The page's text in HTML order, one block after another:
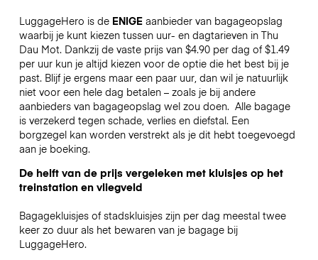
LuggageHero is de ENIGEaanbieder van bagageopslag
waarbij je kunt kiezen tussen uur- en dagtarieven in Thu
Dau Mot. Dankzij de vaste prijs van $4.90 per dag of $1.49
per uur kun je altijd kiezen voor de optie die het best bij je
past. Blijf je ergens maar een paar uur, dan wil je natuurlijk
niet voor een hele dag betalen – zoals je bij andere
aanbieders van bagageopslag wel zou doen. Alle bagage
is verzekerd tegen schade, verlies en diefstal. Een
borgzegel kan worden verstrekt als je dit hebt toegevoegd
aan je boeking.
De helft van de prijs vergeleken met kluisjes op het
treinstation en vliegveld
Bagagekluisjes of stadskluisjes zijn per dag meestal twee
keer zo duur als het bewaren van je bagage bij
LuggageHero.